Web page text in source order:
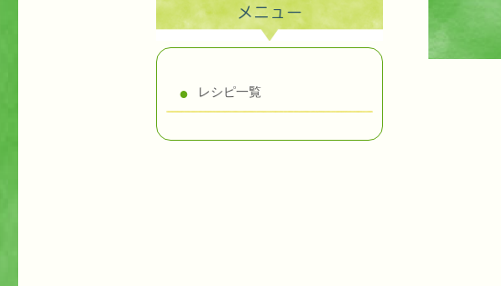
メニュー
レシピ一覧